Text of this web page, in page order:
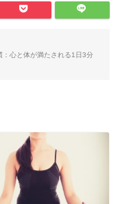
：心と体が満たされる1日3分